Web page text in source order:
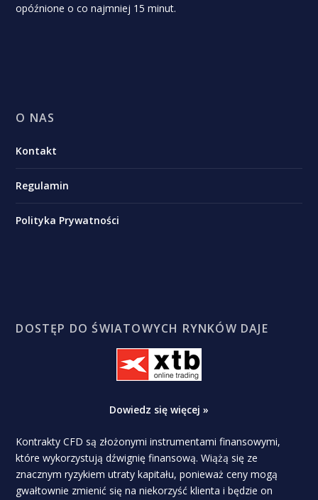
opóźnione o co najmniej 15 minut.
O NAS
Kontakt
Regulamin
Polityka Prywatności
DOSTĘP DO ŚWIATOWYCH RYNKÓW DAJE
Dowiedz się więcej »
Kontrakty CFD są złożonymi instrumentami finansowymi,
które wykorzystują dźwignię finansową. Wiążą się ze
znacznym ryzykiem utraty kapitału, ponieważ ceny mogą
gwałtownie zmienić się na niekorzyść klienta i będzie on